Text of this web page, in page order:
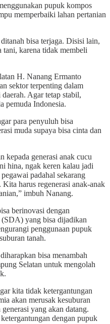
pupuk kompos
memperbaiki lahan pertanian
bisa terjaga. Disisi lain,
tani, karena tidak membeli
H. Nanang Ermanto
sektor terpenting dalam
Agar tetap stabil,
pemuda Indonesia.
para penyuluh bisa
muda supaya bisa cinta dan
kepada generasi anak cucu
hina, ngak keren kalau jadi
padahal sekarang
harus regenerasi anak-anak
imbuh Nanang.
berinovasi dengan
yang bisa dijadikan
penggunaan pupuk
tanah.
bisa menambah
Selatan untuk mengolah
kita tidak ketergantungan
akan merusak kesuburan
yang akan datang.
dengan pupuk